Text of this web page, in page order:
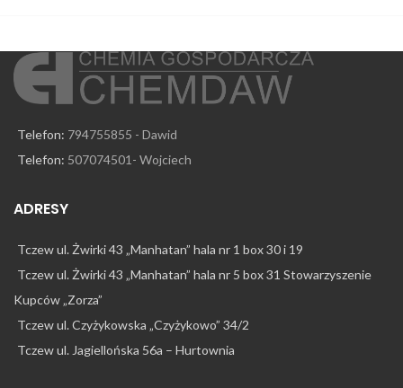
Telefon: 794755855 - Dawid
Telefon: 507074501- Wojciech
ADRESY
Tczew ul. Żwirki 43 „Manhatan” hala nr 1 box 30 i 19
Tczew ul. Żwirki 43 „Manhatan” hala nr 5 box 31 Stowarzyszenie
Kupców „Zorza”
Tczew ul. Czyżykowska „Czyżykowo” 34/2
Tczew ul. Jagiellońska 56a – Hurtownia